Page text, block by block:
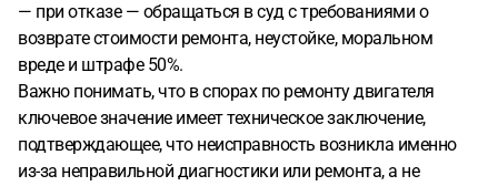
— при отказе — обращаться в суд с требованиями о
возврате стоимости ремонта, неустойке, моральном
вреде и штрафе 50%.
Важно понимать, что в спорах по ремонту двигателя
ключевое значение имеет техническое заключение,
подтверждающее, что неисправность возникла именно
из-за неправильной диагностики или ремонта, а не